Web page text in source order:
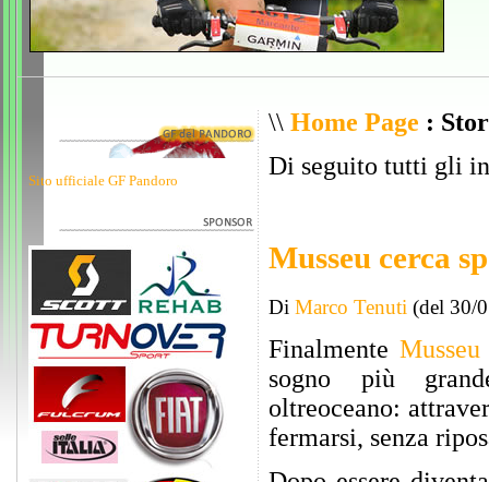
Sito ufficiale GF Pandoro
\\ Home Page :
Di seguito tutti gli
Musseu cerca
Di Marco Tenuti (del 30/
Finalmente Musseu
sogno più
oltreoceano:
fermarsi, senza